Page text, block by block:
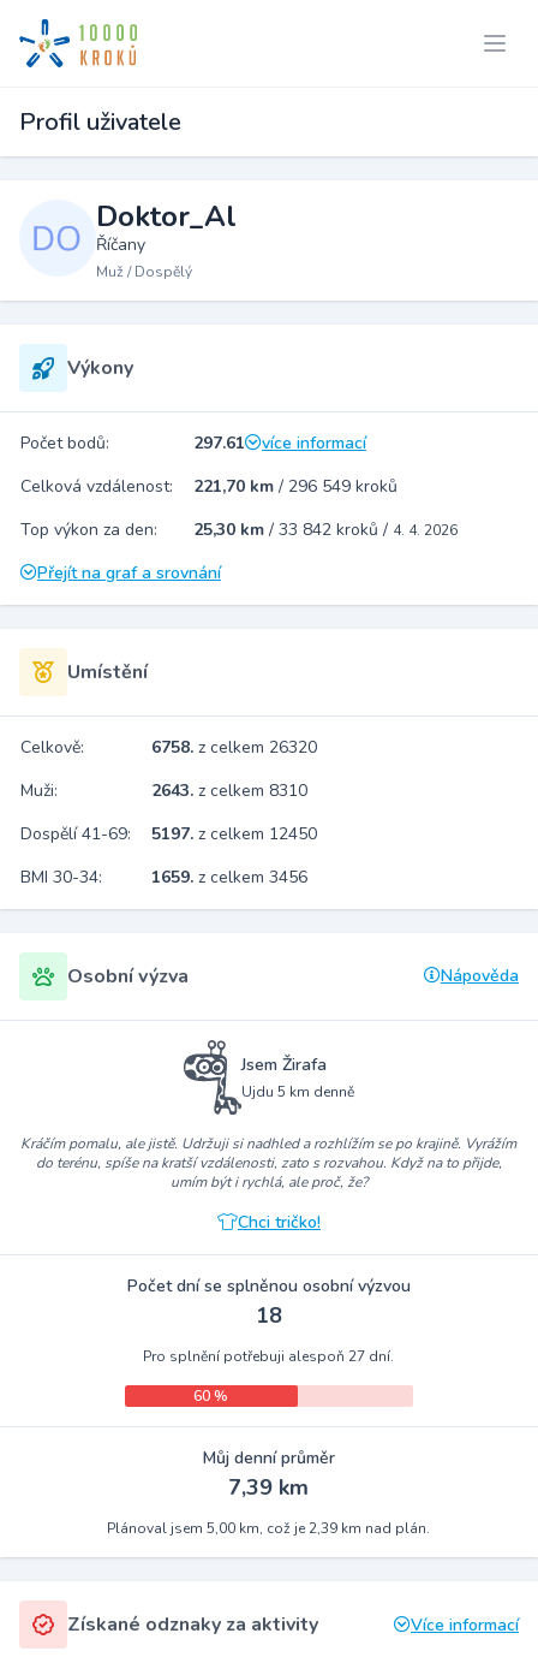
Profil uživatele
Doktor_Al
Říčany
Muž / Dospělý
Výkony
Počet bodů: 297.61
více informací
Celková vzdálenost:
221,70 km / 296 549 kroků
Top výkon za den:
25,30 km / 33 842 kroků / 4. 4. 2026
Přejít na graf a srovnání
Umístění
Celkově: 6758. z celkem 26320
Muži:
2643. z celkem 8310
Dospělí 41-69:
5197. z celkem 12450
BMI 30-34:
1659. z celkem 3456
Osobní výzva Nápověda
Jsem Žirafa
Ujdu 5 km denně
Kráčím pomalu, ale jistě. Udržuji si nadhled a rozhlížím se po krajině. Vyrážím
do terénu, spíše na kratší vzdálenosti, zato s rozvahou. Když na to přijde,
umím být i rychlá, ale proč, že?
Chci tričko!
Počet dní se splněnou osobní výzvou
18
Pro splnění potřebuji alespoň 27 dní.
60 %
Můj denní průměr
7,39 km
Plánoval jsem 5,00 km, což je 2,39 km nad plán.
Získané odznaky za aktivity Více informací